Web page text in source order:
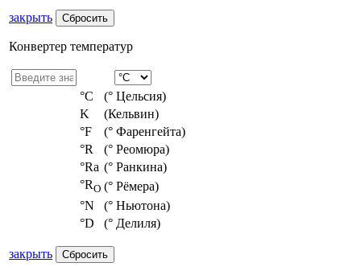
закрыть
Конвертер температур
°С
(° Цельсия)
K
(Кельвин)
°F
(° Фаренгейта)
°R
(° Реомюра)
°Ra (° Ранкина)
°RO (° Рёмера)
°N
(° Ньютона)
°D
(° Делиля)
закрыть